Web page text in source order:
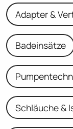
Adapter &
Badeinsätze
Schläuche &